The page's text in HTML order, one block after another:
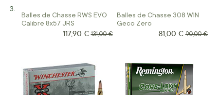
Balles de Chasse RWS EVO
Calibre 8x57 JRS
Prix Spécial
117,90 € Prix normal
131,00 €
Balles de Chasse.308 WIN
Geco Zero
Prix Spécial
81,00 € Prix
90,00 €